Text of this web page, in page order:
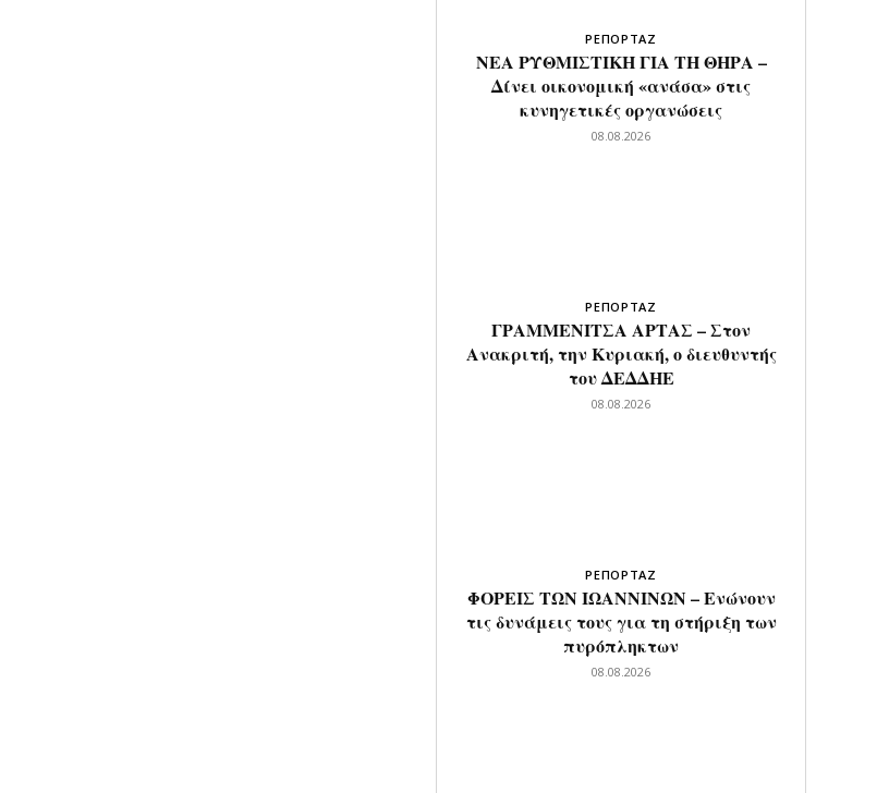
ΡΕΠΟΡΤΑΖ
ΝΕΑ ΡΥΘΜΙΣΤΙΚΗ ΓΙΑ ΤΗ ΘΗΡΑ –
Δίνει οικονομική «ανάσα» στις
κυνηγετικές οργανώσεις
08.08.2026
ΡΕΠΟΡΤΑΖ
ΓΡΑΜΜΕΝΙΤΣΑ ΑΡΤΑΣ – Στον
Ανακριτή, την Κυριακή, ο διευθυντής
του ΔΕΔΔΗΕ
08.08.2026
ΡΕΠΟΡΤΑΖ
ΦΟΡΕΙΣ ΤΩΝ ΙΩΑΝΝΙΝΩΝ – Ενώνουν
τις δυνάμεις τους για τη στήριξη των
πυρόπληκτων
08.08.2026